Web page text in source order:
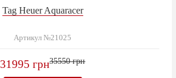
Tag Heuer Aquaracer
Артикул №21025
31995 грн35550 грн